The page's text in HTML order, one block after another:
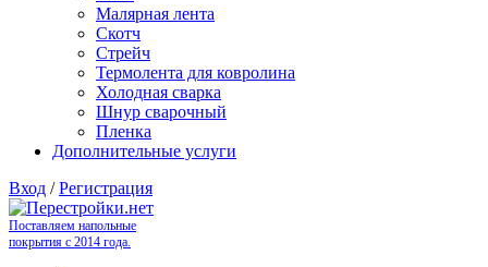
Малярная лента
Скотч
Стрейч
Термолента для ковролина
Холодная сварка
Шнур сварочный
Пленка
Дополнительные услуги
Вход /Регистрация
Поставляем напольные
покрытия с 2014 года.